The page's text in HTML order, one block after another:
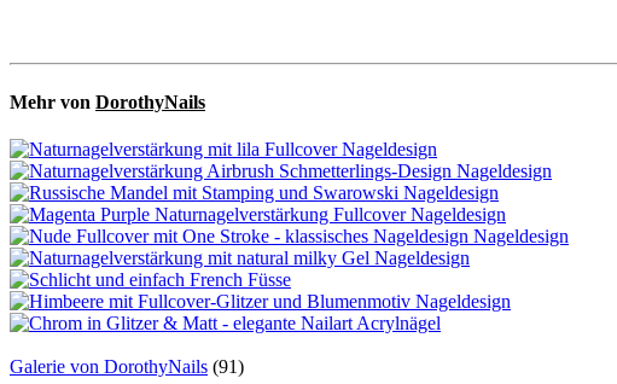
Mehr von DorothyNails
Galerie von DorothyNails (91)